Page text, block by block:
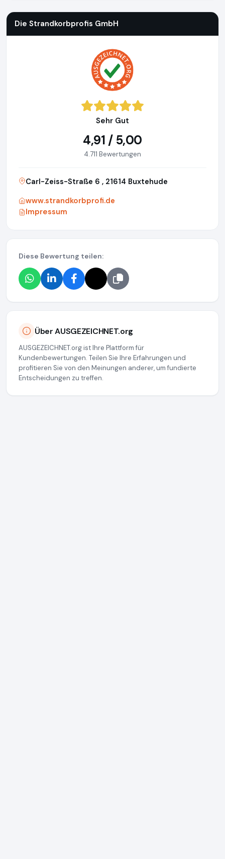
Die Strandkorbprofis GmbH
Sehr Gut
4,91 / 5,00
4.711 Bewertungen
Carl-Zeiss-Straße 6 , 21614 Buxtehude
www.strandkorbprofi.de
Impressum
Diese Bewertung teilen:
Über AUSGEZEICHNET.org
AUSGEZEICHNET.org ist Ihre Plattform für
Kundenbewertungen. Teilen Sie Ihre Erfahrungen und
profitieren Sie von den Meinungen anderer, um fundierte
Entscheidungen zu treffen.